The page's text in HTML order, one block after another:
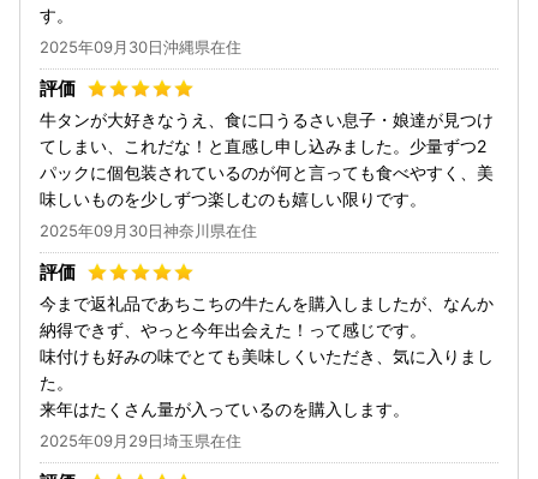
す。
2025年09月30日沖縄県在住
牛タンが大好きなうえ、食に口うるさい息子・娘達が見つけ
てしまい、これだな！と直感し申し込みました。少量ずつ2
パックに個包装されているのが何と言っても食べやすく、美
味しいものを少しずつ楽しむのも嬉しい限りです。
2025年09月30日神奈川県在住
今まで返礼品であちこちの牛たんを購入しましたが、なんか
納得できず、やっと今年出会えた！って感じです。
味付けも好みの味でとても美味しくいただき、気に入りまし
た。
来年はたくさん量が入っているのを購入します。
2025年09月29日埼玉県在住